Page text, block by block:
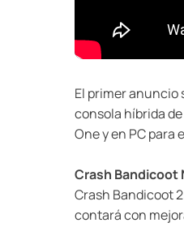
El primer anuncio
consola híbrida
One y en PC para
Crash Bandicoot
Crash Bandicoot
contará con